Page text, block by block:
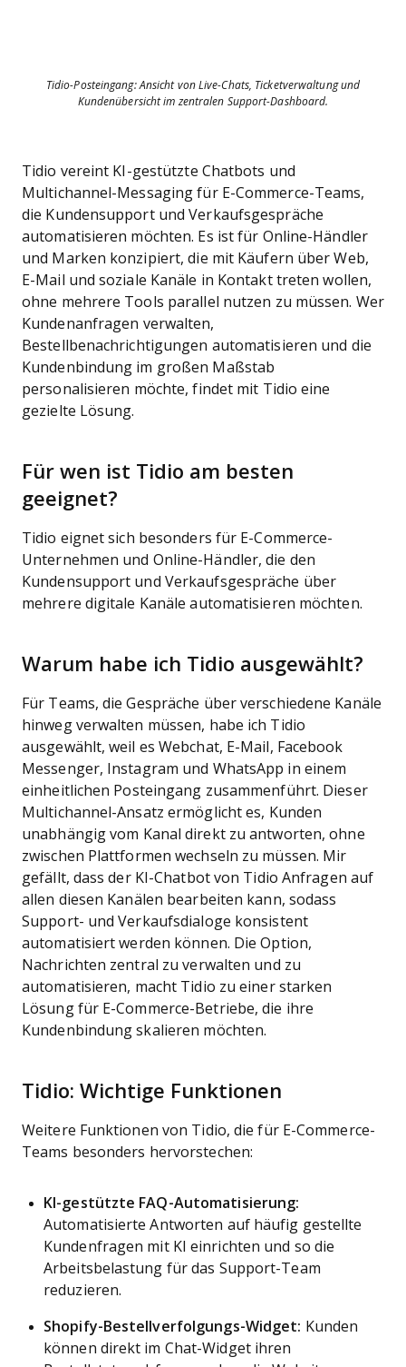
Tidio-Posteingang: Ansicht von Live-Chats, Ticketverwaltung und
Kundenübersicht im zentralen Support-Dashboard.
Tidio vereint KI-gestützte Chatbots und
Multichannel-Messaging für E-Commerce-Teams,
die Kundensupport und Verkaufsgespräche
automatisieren möchten. Es ist für Online-Händler
und Marken konzipiert, die mit Käufern über Web,
E-Mail und soziale Kanäle in Kontakt treten wollen,
ohne mehrere Tools parallel nutzen zu müssen. Wer
Kundenanfragen verwalten,
Bestellbenachrichtigungen automatisieren und die
Kundenbindung im großen Maßstab
personalisieren möchte, findet mit Tidio eine
gezielte Lösung.
Für wen ist Tidio am besten
geeignet?
Tidio eignet sich besonders für E-Commerce-
Unternehmen und Online-Händler, die den
Kundensupport und Verkaufsgespräche über
mehrere digitale Kanäle automatisieren möchten.
Warum habe ich Tidio ausgewählt?
Für Teams, die Gespräche über verschiedene Kanäle
hinweg verwalten müssen, habe ich Tidio
ausgewählt, weil es Webchat, E-Mail, Facebook
Messenger, Instagram und WhatsApp in einem
einheitlichen Posteingang zusammenführt. Dieser
Multichannel-Ansatz ermöglicht es, Kunden
unabhängig vom Kanal direkt zu antworten, ohne
zwischen Plattformen wechseln zu müssen. Mir
gefällt, dass der KI-Chatbot von Tidio Anfragen auf
allen diesen Kanälen bearbeiten kann, sodass
Support- und Verkaufsdialoge konsistent
automatisiert werden können. Die Option,
Nachrichten zentral zu verwalten und zu
automatisieren, macht Tidio zu einer starken
Lösung für E-Commerce-Betriebe, die ihre
Kundenbindung skalieren möchten.
Tidio: Wichtige Funktionen
Weitere Funktionen von Tidio, die für E-Commerce-
Teams besonders hervorstechen:
KI-gestützte FAQ-Automatisierung:
Automatisierte Antworten auf häufig gestellte
Kundenfragen mit KI einrichten und so die
Arbeitsbelastung für das Support-Team
reduzieren.
Shopify-Bestellverfolgungs-Widget: Kunden
können direkt im Chat-Widget ihren